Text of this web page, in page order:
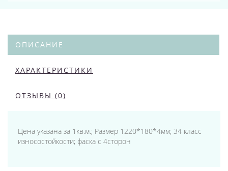
ОПИСАНИЕ
ХАРАКТЕРИСТИКИ
ОТЗЫВЫ (0)
Цена указана за 1кв.м.; Размер 1220*180*4мм; 34 класс
износостойкости; фаска с 4сторон